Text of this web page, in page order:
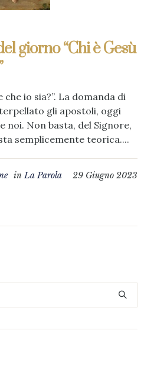
giorno “Chi è Gesù
che io sia?”. La domanda di
gli apostoli, oggi
noi. Non basta, del Signore,
semplicemente teorica....
29 Giugno 2023
inLa Parola